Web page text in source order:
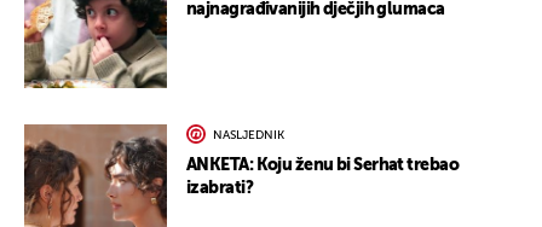
najnagrađivanijih dječjih glumaca
NASLJEDNIK
ANKETA: Koju ženu bi Serhat trebao
izabrati?